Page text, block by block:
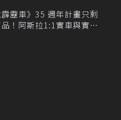
霹靂車》35 週年計畫只剩
！阿斯拉1:1實車與實體